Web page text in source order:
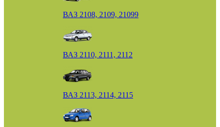
ВАЗ 2108, 2109, 21099
ВАЗ 2110, 2111, 2112
ВАЗ 2113, 2114, 2115